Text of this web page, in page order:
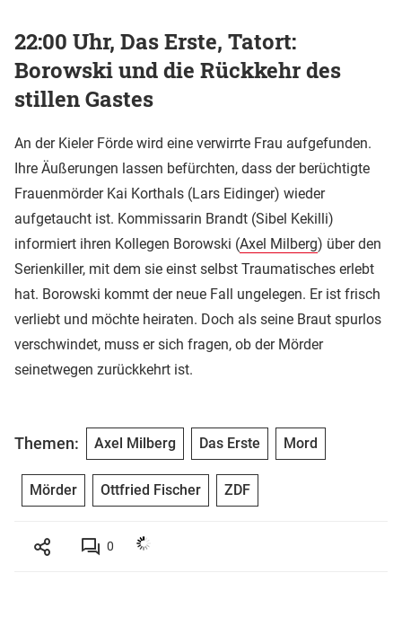
22:00 Uhr, Das Erste, Tatort:
Borowski und die Rückkehr des
stillen Gastes
An der Kieler Förde wird eine verwirrte Frau aufgefunden.
Ihre Äußerungen lassen befürchten, dass der berüchtigte
Frauenmörder Kai Korthals (Lars Eidinger) wieder
aufgetaucht ist. Kommissarin Brandt (Sibel Kekilli)
informiert ihren Kollegen Borowski (Axel Milberg) über den
Serienkiller, mit dem sie einst selbst Traumatisches erlebt
hat. Borowski kommt der neue Fall ungelegen. Er ist frisch
verliebt und möchte heiraten. Doch als seine Braut spurlos
verschwindet, muss er sich fragen, ob der Mörder
seinetwegen zurückkehrt ist.
Themen: Axel Milberg Das Erste Mord
Mörder Ottfried Fischer ZDF
0